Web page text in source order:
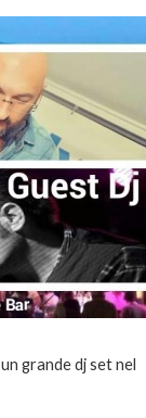
grande dj set nel